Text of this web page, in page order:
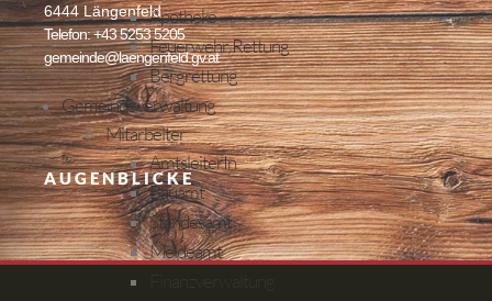
Apotheke
Feuerwehr, Rettung
Bergrettung
Gemeindeverwaltung
Mitarbeiter
AmtsleiterIn
Bauamt
Standesamt
Meldeamt
Finanzverwaltung
6444 Längenfeld
Telefon: +43 5253 5205
gemeinde@laengenfeld.gv.at
AUGENBLICKE